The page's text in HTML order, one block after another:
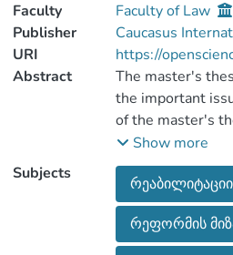
Faculty
Faculty of Law
Publisher
Caucasus
URI
https://
Abstract
The master's
the important
of the master's
institution of
perspective of
studied and
(including
issue,
Show more
Subjects
რეფორმის